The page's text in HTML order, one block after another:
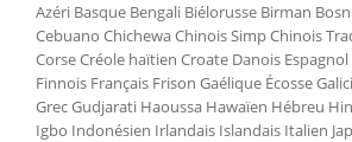
Azéri Basque Bengali Biélorusse Birman
Cebuano Chichewa Chinois Simp Chinois
Corse Créole haïtien Croate Danois
Finnois Français Frison Gaélique Écosse
Grec Gudjarati Haoussa Hawaïen Hébreu
Igbo Indonésien Irlandais Islandais Italien